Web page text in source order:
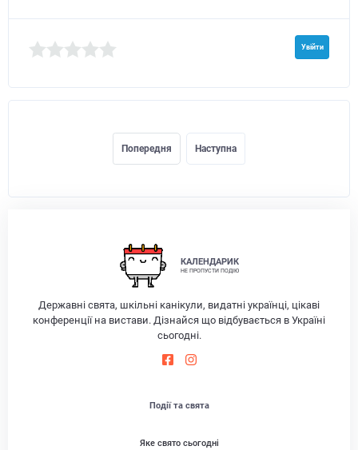
Увійти
Попередня Наступна
КАЛЕНДАРИК
НЕ ПРОПУСТИ ПОДІЮ
Державні свята, шкільні канікули, видатні українці, цікаві
конференції на вистави. Дізнайся що відбувається в Україні
сьогодні.
Події та свята
Яке свято сьогодні